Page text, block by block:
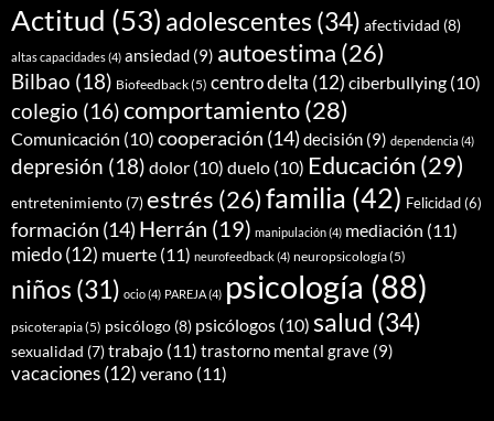
Actitud (53) adolescentes (34) afectividad (8)
altas capacidades(4) ansiedad (9) autoestima (26)
Bilbao (18) Biofeedback(5) centro delta (12) ciberbullying (10)
colegio (16)comportamiento(28)
Comunicación (10) cooperación (14) decisión (9) dependencia (4)
depresión (18) dolor (10) duelo (10) Educación (29)
entretenimiento (7)estrés (26)familia (42) Felicidad(6)
formación (14) Herrán (19) manipulación(4) mediación (11)
miedo(12) muerte (11) neurofeedback(4) neuropsicología(5)
niños (31) ocio(4) PAREJA(4) psicología (88)
psicoterapia(5) psicólogo (8) psicólogos (10) salud (34)
sexualidad (7)trabajo (11) trastorno mental grave (9)
vacaciones(12) verano (11)